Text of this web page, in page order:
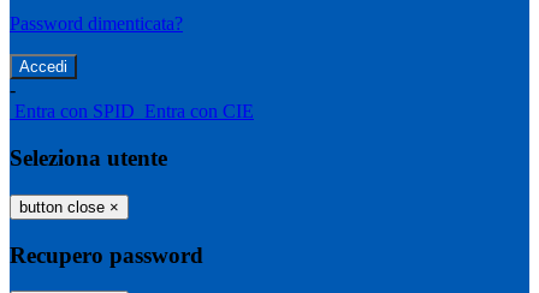
Password dimenticata?
-
Entra con SPID Entra con CIE
Seleziona utente
button close ×
Recupero password